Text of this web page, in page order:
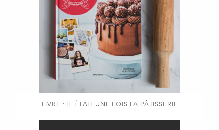
LIVRE : IL ÉTAIT UNE FOIS LA PÂTISSERIE